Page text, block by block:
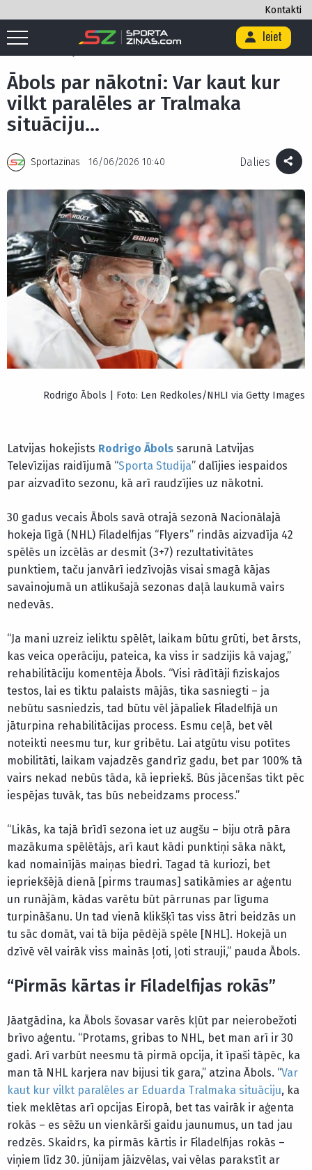
Kontakti
Ieiet
Sākums / Ābols par nākotni: Var kaut kur vilkt paralēles ar
Ābols par nākotni: Var kaut kur
vilkt paralēles ar Tralmaka
situāciju…
Sportazinas 16/06/2026 10:40 Dalies
Rodrigo Ābols | Foto: Len Redkoles/NHLI via Getty Images
Latvijas hokejists Rodrigo Ābols sarunā Latvijas
Televīzijas raidījumā “Sporta Studija” dalījies iespaidos
par aizvadīto sezonu, kā arī raudzījies uz nākotni.
30 gadus vecais Ābols savā otrajā sezonā Nacionālajā
hokeja līgā (NHL) Filadelfijas “Flyers” rindās aizvadīja 42
spēlēs un izcēlās ar desmit (3+7) rezultativitātes
punktiem, taču janvārī iedzīvojās visai smagā kājas
savainojumā un atlikušajā sezonas daļā laukumā vairs
nedevās.
“Ja mani uzreiz ieliktu spēlēt, laikam būtu grūti, bet ārsts,
kas veica operāciju, pateica, ka viss ir sadzijis kā vajag,”
rehabilitāciju komentēja Ābols. “Visi rādītāji fiziskajos
testos, lai es tiktu palaists mājās, tika sasniegti – ja
nebūtu sasniedzis, tad būtu vēl jāpaliek Filadelfijā un
jāturpina rehabilitācijas process. Esmu ceļā, bet vēl
noteikti neesmu tur, kur gribētu. Lai atgūtu visu potītes
mobilitāti, laikam vajadzēs gandrīz gadu, bet par 100% tā
vairs nekad nebūs tāda, kā iepriekš. Būs jācenšas tikt pēc
iespējas tuvāk, tas būs nebeidzams process.”
“Likās, ka tajā brīdī sezona iet uz augšu – biju otrā pāra
mazākuma spēlētājs, arī kaut kādi punktiņi sāka nākt,
kad nomainījās maiņas biedri. Tagad tā kuriozi, bet
iepriekšējā dienā [pirms traumas] satikāmies ar aģentu
un runājām, kādas varētu būt pārrunas par līguma
turpināšanu. Un tad vienā klikšķī tas viss ātri beidzās un
tu sāc domāt, vai tā bija pēdējā spēle [NHL]. Hokejā un
dzīvē vēl vairāk viss mainās ļoti, ļoti strauji,” pauda Ābols.
“Pirmās kārtas ir Filadelfijas rokās”
Jāatgādina, ka Ābols šovasar varēs kļūt par neierobežoti
brīvo aģentu. “Protams, gribas to NHL, bet man arī ir 30
gadi. Arī varbūt neesmu tā pirmā opcija, it īpaši tāpēc, ka
man tā NHL karjera nav bijusi tik gara,” atzina Ābols. “Var
kaut kur vilkt paralēles ar Eduarda Tralmaka situāciju, ka
tiek meklētas arī opcijas Eiropā, bet tas vairāk ir aģenta
rokās – es sēžu un vienkārši gaidu jaunumus, un tad jau
redzēs. Skaidrs, ka pirmās kārtis ir Filadelfijas rokās –
viņiem līdz 30. jūnijam jāizvēlas, vai vēlas parakstīt ar